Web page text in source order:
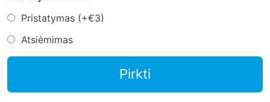
Pristatymas (+€3)
Atsiėmimas
Pirkti